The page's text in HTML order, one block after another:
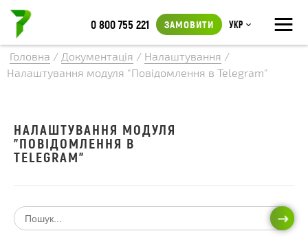
≡
0 800 755 221 ЗАМОВИТИ Укр
Головна / Документація / Налаштування /
Налаштування модуля "Повідомлення в Telegram"
НАЛАШТУВАННЯ МОДУЛЯ
"ПОВІДОМЛЕННЯ В
TELEGRAM"